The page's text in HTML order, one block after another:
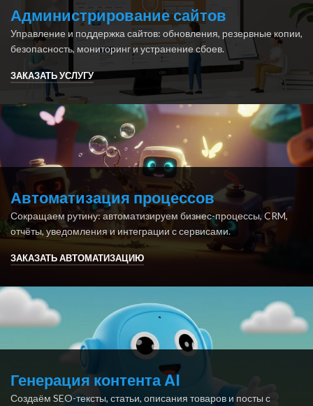
Администрирование сайтов
Управление и поддержка сайтов: обновления, резервные копии,
безопасность, мониторинг и устранение сбоев.
ЗАКАЗАТЬ УСЛУГУ
Автоматизация процессов
Сокращаем рутину: автоматизируем бизнес-процессы, CRM,
отчёты, уведомления и интеграции с сервисами.
ЗАКАЗАТЬ АВТОМАТИЗАЦИЮ
Генерация контента AI
Создаём SEO-тексты, статьи, описания товаров и посты с